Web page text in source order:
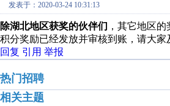
发表于：2020-03-24 10:31:13
除湖北地区获奖的伙伴们 ，其它地区
积分奖励已经发放并审核到账，请大家
回复 引用 举报
热门招聘
相关主题